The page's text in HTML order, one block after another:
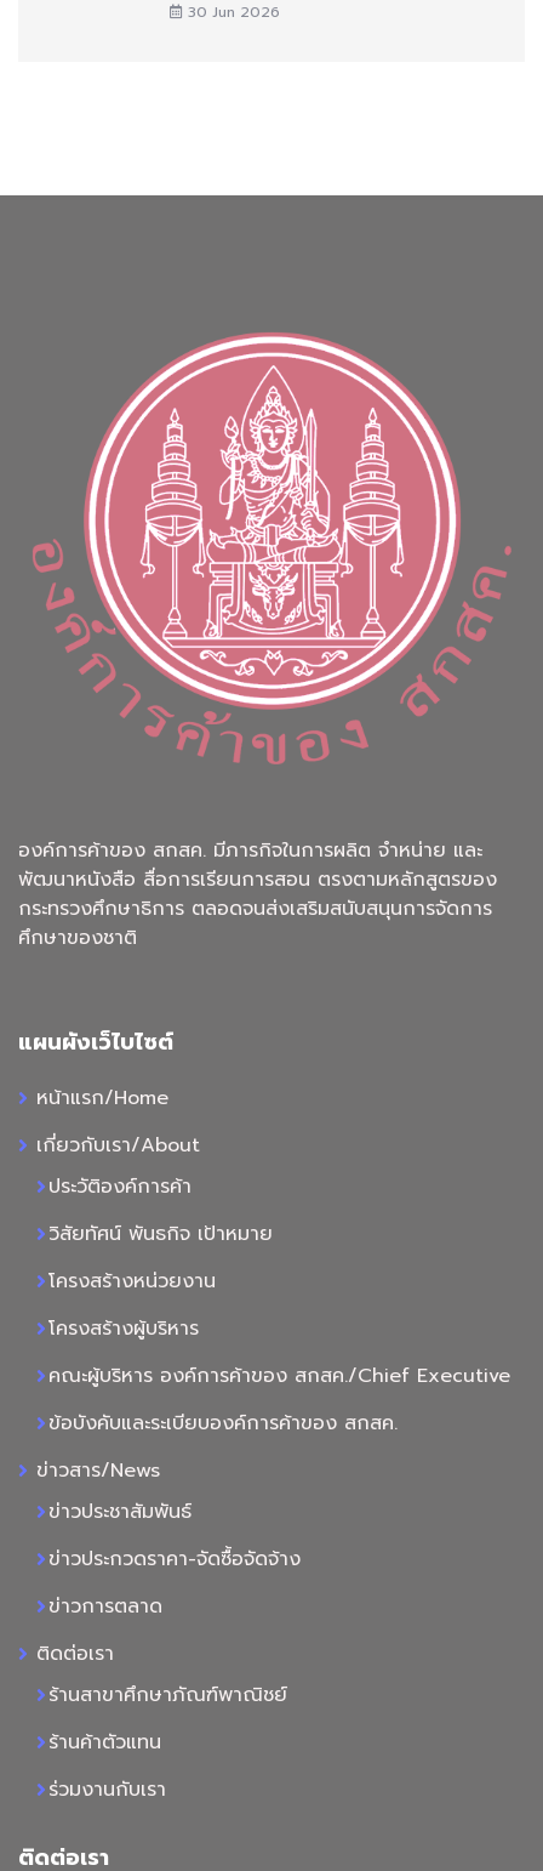
30 Jun 2026
องค์การค้าของ สกสค. มีภารกิจในการผลิต จำหน่าย และ
พัฒนาหนังสือ สื่อการเรียนการสอน ตรงตามหลักสูตรของ
กระทรวงศึกษาธิการ ตลอดจนส่งเสริมสนับสนุนการจัดการ
ศึกษาของชาติ
แผนผังเว็ไบไซต์
หน้าแรก/Home
เกี่ยวกับเรา/About
ประวัติองค์การค้า
วิสัยทัศน์ พันธกิจ เป้าหมาย
โครงสร้างหน่วยงาน
โครงสร้างผู้บริหาร
คณะผู้บริหาร องค์การค้าของ สกสค./Chief Executive
ข้อบังคับและระเบียบองค์การค้าของ สกสค.
ข่าวสาร/News
ข่าวประชาสัมพันธ์
ข่าวประกวดราคา-จัดซื้อจัดจ้าง
ข่าวการตลาด
ติดต่อเรา
ร้านสาขาศึกษาภัณฑ์พาณิชย์
ร้านค้าตัวแทน
ร่วมงานกับเรา
ติดต่อเรา